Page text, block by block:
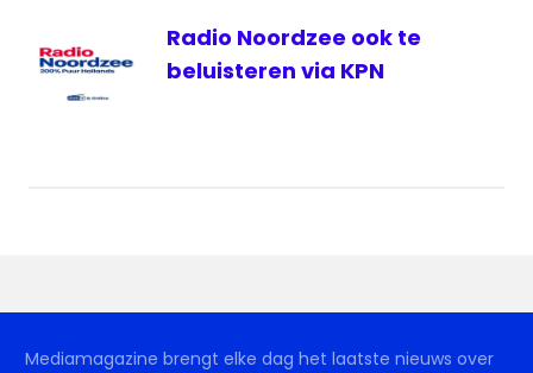
Radio Noordzee ook te
beluisteren via KPN
Mediamagazine brengt elke dag het laatste nieuws over